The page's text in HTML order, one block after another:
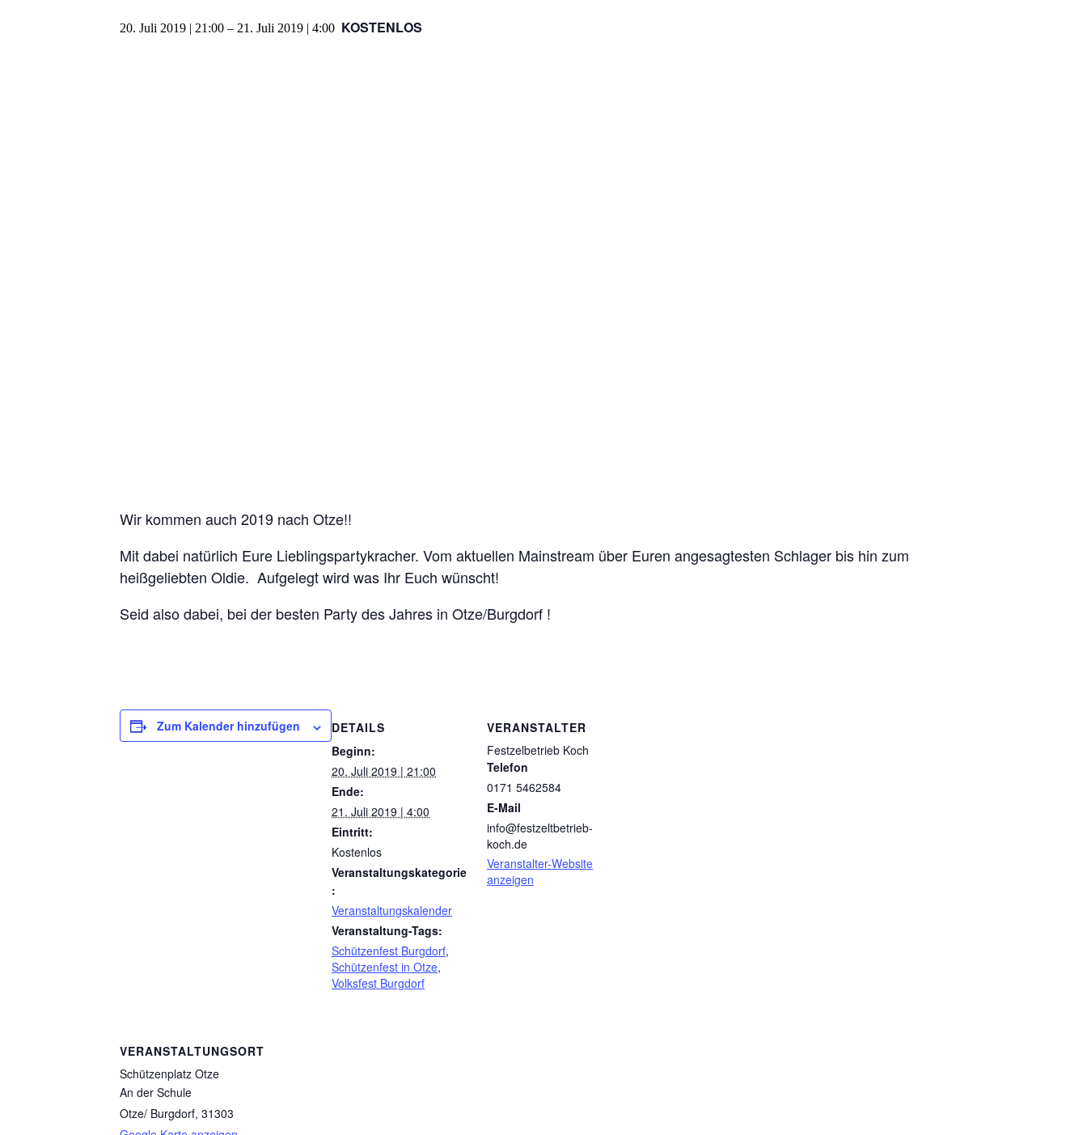
20. Juli 2019 | 21:00 – 21. Juli 2019 | 4:00 KOSTENLOS
Wir kommen auch 2019 nach Otze!!
Mit dabei natürlich Eure Lieblingspartykracher. Vom aktuellen Mainstream über Euren angesagtesten Schlager bis hin zum
heißgeliebten Oldie. Aufgelegt wird was Ihr Euch wünscht!
Seid also dabei, bei der besten Party des Jahres in Otze/Burgdorf !
Zum Kalender hinzufügen
DETAILS
Beginn:
20. Juli 2019 | 21:00
Ende:
21. Juli 2019 | 4:00
Eintritt:
Kostenlos
Veranstaltungskategorie
:
Veranstaltungskalender
Veranstaltung-Tags:
Schützenfest Burgdorf,
Schützenfest in Otze,
Volksfest Burgdorf
VERANSTALTER
Festzelbetrieb Koch
Telefon
0171 5462584
E-Mail
info@festzeltbetrieb-
koch.de
Veranstalter-Website
anzeigen
VERANSTALTUNGSORT
Schützenplatz Otze
An der Schule
Otze/ Burgdorf, 31303